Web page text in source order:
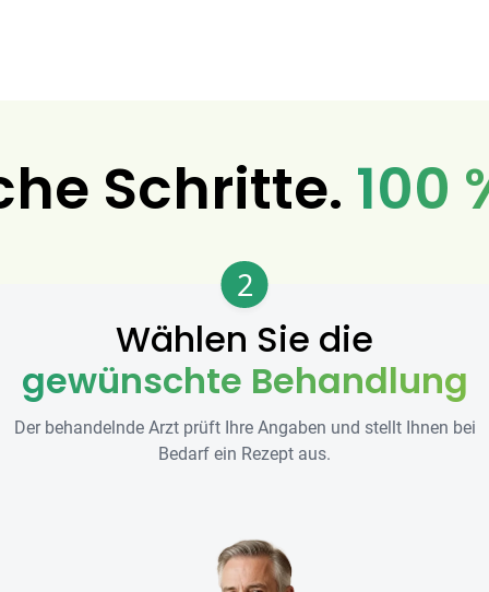
Schritte. 100
2
Wählen Sie die
gewünschte Behandlung
Der behandelnde Arzt prüft Ihre Angaben und stellt Ihnen bei
Bedarf ein Rezept aus.